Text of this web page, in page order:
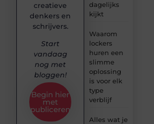
dagelijks
kijkt
Waarom
lockers
huren een
slimme
oplossing
is voor elk
type
verblijf
Alles wat je
creatieve
denkers en
schrijvers.
Start
vandaag
nog met
bloggen!
Begin hier
met
publiceren